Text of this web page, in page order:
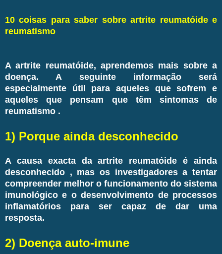
10 coisas para saber sobre artrite reumatóide e
reumatismo
A artrite reumatóide, aprendemos mais sobre a
doença. A seguinte informação será
especialmente útil para aqueles que sofrem e
aqueles que pensam que têm sintomas de
reumatismo .
1) Porque ainda desconhecido
A causa exacta da artrite reumatóide é ainda
desconhecido , mas os investigadores a tentar
compreender melhor o funcionamento do sistema
imunológico e o desenvolvimento de processos
inflamatórios para ser capaz de dar uma
resposta.
2) Doença auto-imune